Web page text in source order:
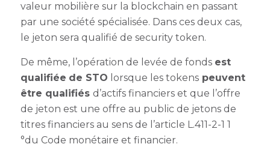
valeur mobilière sur la blockchain en passant
par une société spécialisée. Dans ces deux cas,
le jeton sera qualifié de security token.
De même, l’opération de levée de fonds est
qualifiée de STO lorsque les tokenspeuvent
être qualifiés d’actifs financiers et que l’offre
de jeton est une offre au public de jetons de
titres financiers au sens de l’article L.411-2-1 1
°du Code monétaire et financier.